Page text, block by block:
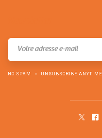
NO SPAM UNSUBSCRIBE ANYTIME